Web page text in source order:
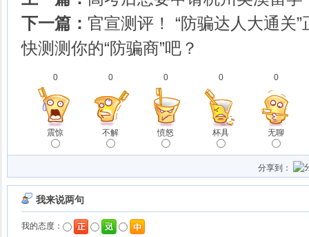
下一篇： 官宣测评！ “防骗达人大通
快测测你的“防骗商”吧？
0
震惊
0
不解
0
愤怒
0
杯具
0
无聊
分享到：